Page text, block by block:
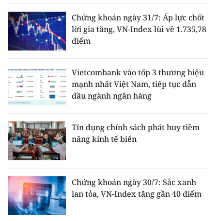
Chứng khoán ngày 31/7: Áp lực chốt
lời gia tăng, VN-Index lùi về 1.735,78
điểm
Vietcombank vào tốp 3 thương hiệu
mạnh nhất Việt Nam, tiếp tục dẫn
đầu ngành ngân hàng
Tín dụng chính sách phát huy tiềm
năng kinh tế biển
Chứng khoán ngày 30/7: Sắc xanh
lan tỏa, VN-Index tăng gần 40 điểm